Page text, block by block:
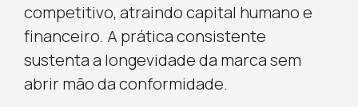
competitivo, atraindo capital humano e
financeiro. A prática consistente
sustenta a longevidade da marca sem
abrir mão da conformidade.